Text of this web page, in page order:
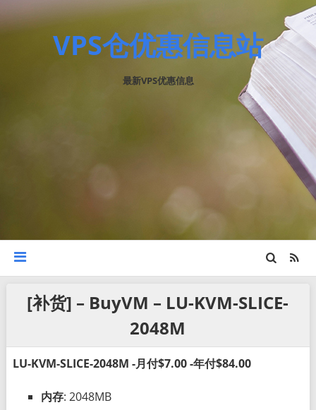
VPS仓优惠信息站
最新VPS优惠信息
[补货] – BuyVM – LU-KVM-SLICE-
2048M
LU-KVM-SLICE-2048M -月付$7.00 -年付$84.00
内存: 2048MB